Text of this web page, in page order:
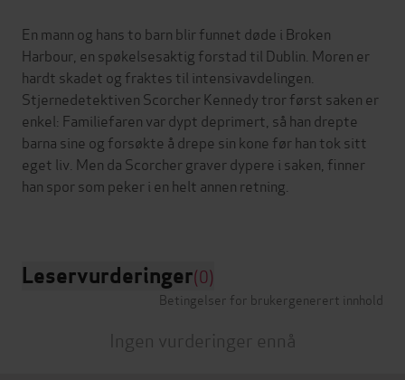
En mann og hans to barn blir funnet døde i Broken
Harbour, en spøkelsesaktig forstad til Dublin. Moren er
hardt skadet og fraktes til intensivavdelingen.
Stjernedetektiven Scorcher Kennedy tror først saken er
enkel: Familiefaren var dypt deprimert, så han drepte
barna sine og forsøkte å drepe sin kone før han tok sitt
eget liv. Men da Scorcher graver dypere i saken, finner
han spor som peker i en helt annen retning.
Leservurderinger(0)
Betingelser for brukergenerert innhold
Ingen vurderinger ennå